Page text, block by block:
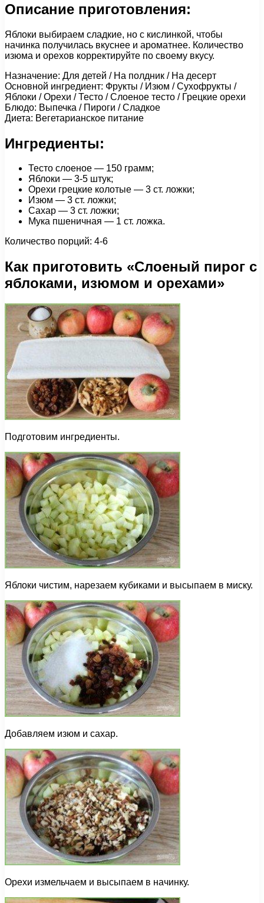
Описание приготовления:
Яблоки выбираем сладкие, но с кислинкой, чтобы
начинка получилась вкуснее и ароматнее. Количество
изюма и орехов корректируйте по своему вкусу.
Назначение: Для детей / На полдник / На десерт
Основной ингредиент: Фрукты / Изюм / Сухофрукты /
Яблоки / Орехи / Тесто / Слоеное тесто / Грецкие орехи
Блюдо: Выпечка / Пироги / Сладкое
Диета: Вегетарианское питание
Ингредиенты:
Тесто слоеное — 150 грамм;
Яблоки — 3-5 штук;
Орехи грецкие колотые — 3 ст. ложки;
Изюм — 3 ст. ложки;
Сахар — 3 ст. ложки;
Мука пшеничная — 1 ст. ложка.
Количество порций: 4-6
Как приготовить «Слоеный пирог с
яблоками, изюмом и орехами»
Подготовим ингредиенты.
Яблоки чистим, нарезаем кубиками и высыпаем в миску.
Добавляем изюм и сахар.
Орехи измельчаем и высыпаем в начинку.